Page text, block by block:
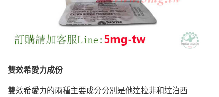
雙效希愛力成份
雙效希愛力的兩種主要成分分別是他達拉非和達泊西